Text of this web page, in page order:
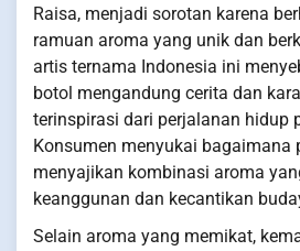
Raisa, menjadi sorotan karena
ramuan aroma yang unik dan
artis ternama Indonesia ini
botol mengandung cerita dan
terinspirasi dari perjalanan hidup
Konsumen menyukai bagaimana
menyajikan kombinasi aroma
keanggunan dan kecantikan
Selain aroma yang memikat,